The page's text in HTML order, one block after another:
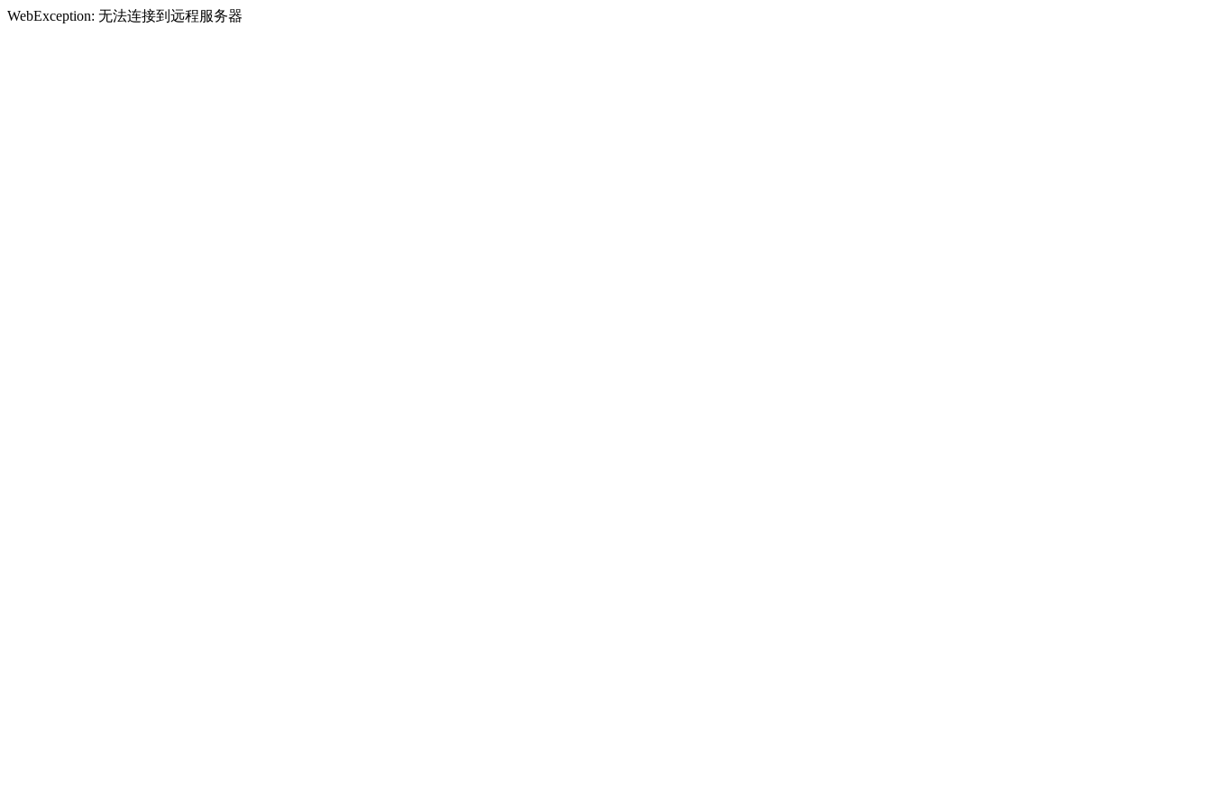
WebException: 无法连接到远程服务器